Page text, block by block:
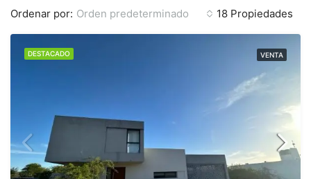
18 Propiedades
Ordenar por: Orden predeterminado
DESTACADO VENTA